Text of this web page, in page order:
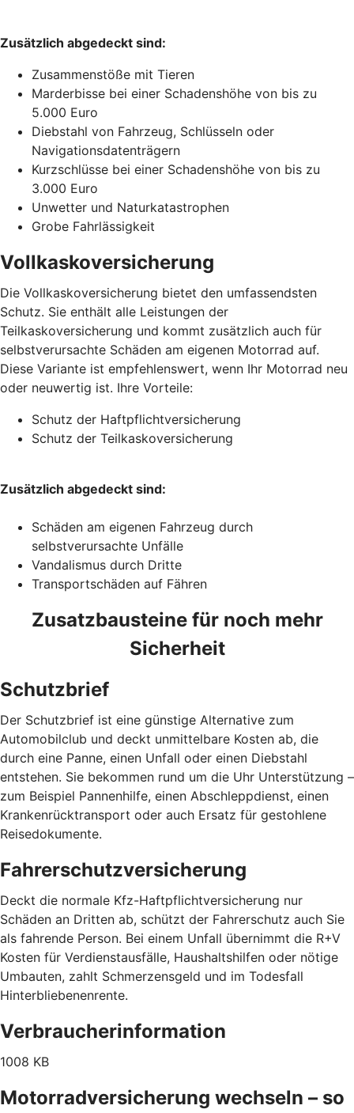
Zusätzlich abgedeckt sind:
Zusammenstöße mit Tieren
Marderbisse bei einer Schadenshöhe von bis zu
5.000 Euro
Diebstahl von Fahrzeug, Schlüsseln oder
Navigationsdatenträgern
Kurzschlüsse bei einer Schadenshöhe von bis zu
3.000 Euro
Unwetter und Naturkatastrophen
Grobe Fahrlässigkeit
Vollkaskoversicherung
Die Vollkaskoversicherung bietet den umfassendsten
Schutz. Sie enthält alle Leistungen der
Teilkaskoversicherung und kommt zusätzlich auch für
selbstverursachte Schäden am eigenen Motorrad auf.
Diese Variante ist empfehlenswert, wenn Ihr Motorrad neu
oder neuwertig ist. Ihre Vorteile:
Schutz der Haftpflichtversicherung
Schutz der Teilkaskoversicherung
Zusätzlich abgedeckt sind:
Schäden am eigenen Fahrzeug durch
selbstverursachte Unfälle
Vandalismus durch Dritte
Transportschäden auf Fähren
Zusatzbausteine für noch mehr
Sicherheit
Schutzbrief
Der Schutzbrief ist eine günstige Alternative zum
Automobilclub und deckt unmittelbare Kosten ab, die
durch eine Panne, einen Unfall oder einen Diebstahl
entstehen. Sie bekommen rund um die Uhr Unterstützung –
zum Beispiel Pannenhilfe, einen Abschleppdienst, einen
Krankenrücktransport oder auch Ersatz für gestohlene
Reisedokumente.
Fahrerschutzversicherung
Deckt die normale Kfz-Haftpflichtversicherung nur
Schäden an Dritten ab, schützt der Fahrerschutz auch Sie
als fahrende Person. Bei einem Unfall übernimmt die R+V
Kosten für Verdienstausfälle, Haushaltshilfen oder nötige
Umbauten, zahlt Schmerzensgeld und im Todesfall
Hinterbliebenenrente.
Verbraucherinformation
1008 KB
Motorradversicherung wechseln – so